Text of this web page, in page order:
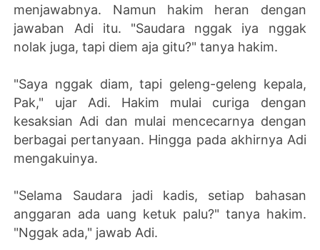
menjawabnya. Namun hakim heran dengan
jawaban Adi itu. "Saudara nggak iya nggak
nolak juga, tapi diem aja gitu?" tanya hakim.
"Saya nggak diam, tapi geleng-geleng kepala,
Pak," ujar Adi. Hakim mulai curiga dengan
kesaksian Adi dan mulai mencecarnya dengan
berbagai pertanyaan. Hingga pada akhirnya Adi
mengakuinya.
"Selama Saudara jadi kadis, setiap bahasan
anggaran ada uang ketuk palu?" tanya hakim.
"Nggak ada," jawab Adi.